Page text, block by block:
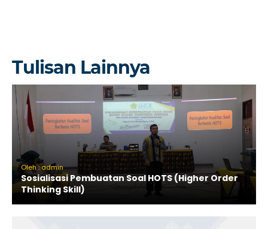
Tulisan Lainnya
Oleh : admin
Sosialisasi Pembuatan Soal HOTS (Higher Order
Thinking Skill)